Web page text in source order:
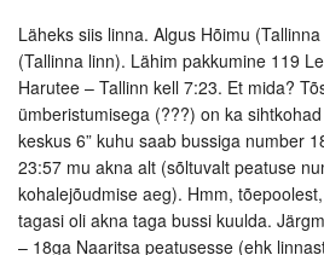
Läheks siis linna. Algus Hõimu
(Tallinna linn). Lähim pakkumine 119
Harutee – Tallinn kell 7:23. Et mida?
ümberistumisega (???) on ka sihtkohad
keskus 6” kuhu saab bussiga number
23:57 mu akna alt (sõltuvalt peatuse
kohalejõudmise aeg). Hmm,
tagasi oli akna taga bussi kuulda.
– 18ga Naaritsa peatusesse (ehk